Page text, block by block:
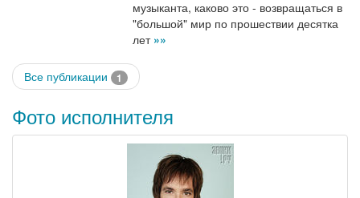
музыканта, каково это - возвращаться в
"большой" мир по прошествии десятка
лет »»
Все публикации 1
Фото исполнителя